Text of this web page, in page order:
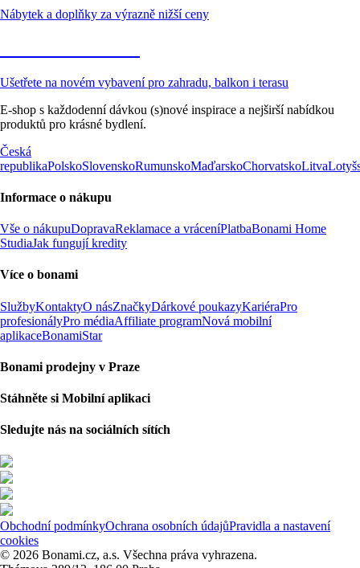
Nábytek a doplňky za výrazně nižší ceny
Ušetřete na novém vybavení pro zahradu, balkon i terasu
E-shop s každodenní dávkou (s)nové inspirace a nejširší nabídkou
produktů pro krásné bydlení.
Česká
republikaPolskoSlovenskoRumunskoMaďarskoChorvatskoLitva
Informace o nákupu
Vše o nákupuDopravaReklamace a vráceníPlatbaBonami Home
StudiaJak fungují kredity
Více o bonami
SlužbyKontaktyO násZnačkyDárkové poukazyKariéraPro
profesionályPro médiaAffiliate programNová mobilní
aplikaceBonamiStar
Bonami prodejny v Praze
Stáhněte si Mobilní aplikaci
Sledujte nás na sociálních sítích
Obchodní podmínkyOchrana osobních údajůPravidla a nastavení
cookies
© 2026 Bonami.cz, a.s. Všechna práva vyhrazena.